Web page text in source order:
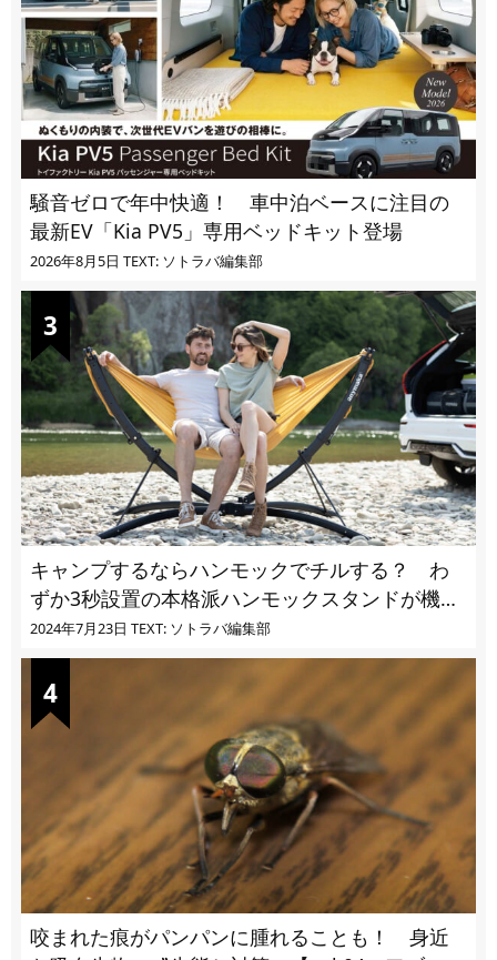
騒音ゼロで年中快適！ 車中泊ベースに注目の
最新EV「Kia PV5」専用ベッドキット登場
2026年8月5日 TEXT: ソトラバ編集部
キャンプするならハンモックでチルする？ わ
ずか3秒設置の本格派ハンモックスタンドが機能
的過ぎる
2024年7月23日 TEXT: ソトラバ編集部
咬まれた痕がパンパンに腫れることも！ 身近